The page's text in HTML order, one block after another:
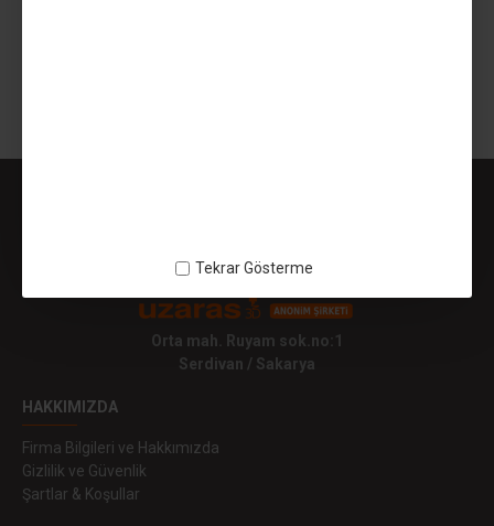
Tekrar Gösterme
Orta mah. Ruyam sok.no:1
Serdivan / Sakarya
HAKKIMIZDA
Firma Bilgileri ve Hakkımızda
Gizlilik ve Güvenlik
Şartlar & Koşullar